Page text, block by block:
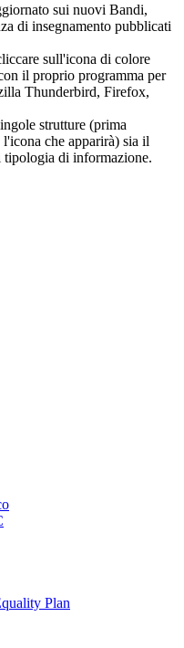
sui nuovi Bandi,
di insegnamento pubblicati
sull'icona di colore
il proprio programma per
Thunderbird, Firefox,
strutture (prima
che apparirà) sia il
tipologia di informazione.
Plan